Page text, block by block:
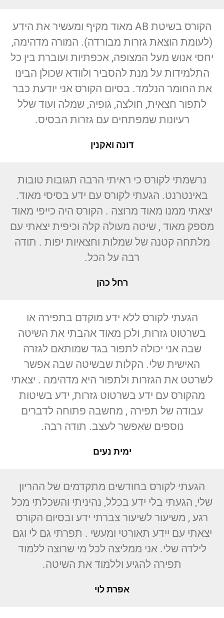
הקורס בשיטת AB מאוד מקיף ומעשיר את הידע
(לעומת הוצאת גזרות מבורדה). המורה מדהימה,
יחסי אנוש מעל המצופה, אכפתיות ועוברת בין כל
התלמידות על מנת להסביר ולוודא שכולן הבינו
את החומר הנלמד. בסיום הקורס אני יודעת כבר
לתפור חצאית, חולצה, גופיה, שמלה ועוד שלל
רעיונות שמפתחים עם גזרות הבסיס.
דונה ואקנין
נרשמתי לקורס כי ראיתי הרבה תגובות טובות
באינטרנט. הגעתי לקורס עם ידע בסיסי מאוד.
יצאתי ממנו מאוד מרוצה . הקורס היה כייפי מאוד
מספק מאוד , שיטה מעולה קלה וכיפית יצאתי עם
מלתחה קטנה של שמלות וחצאיות יפות . תודה
רבה על הכל.
רחל כהן
הגעתי לקורס ללא ידע מוקדם בתפירה או
בשרטוט גזרות, ולכן מאוד אהבתי את השיטה
שבה אני יכולה לתפור בגד שמותאם לגזרה
האישית שלי. הקלות שבשיטה שבה אפשר
לשרטט את הגזרות ולתפור היא מדהימה . יצאתי
מהקורס עם ידע בשרטוט גזרות, ידע בשיטות
עבודה של תפירה , מחשבה פתוחה לדברים
נוספים שאפשר לעצב. תודה רבה.
ימית נעים
הגעתי לקורס בחודשים מתקדמים של ההריון
שלי, הגעתי בלי ידע בכלל, נהיניתי והשכלתי מכל
רגע , משיעור לשיעור צברתי ידע ובסיום הקורס
יצאתי עם יידע תאורטי ומעשי . תפרתי גם לי וגם
לילדה שלי. אני ממליצה לכל מי שרוצה ללמוד
תפירה להגיע וללמוד את השיטה.
אפרת לוי